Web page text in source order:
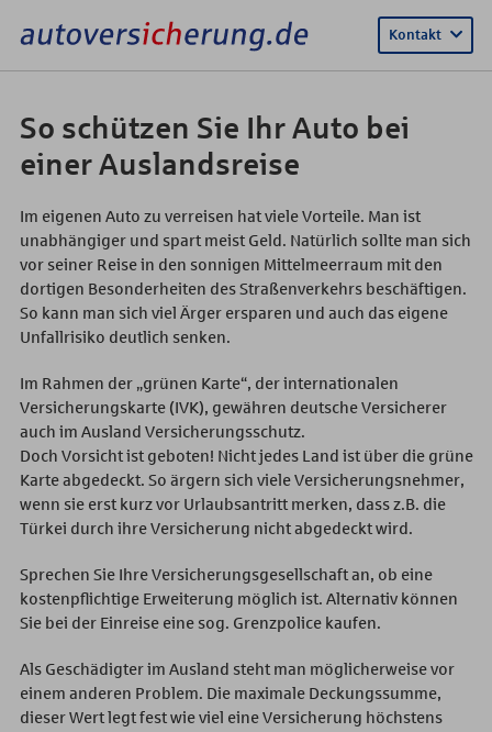
Kontakt
So schützen Sie Ihr Auto bei
einer Auslandsreise
Im eigenen Auto zu verreisen hat viele Vorteile. Man ist
unabhängiger und spart meist Geld. Natürlich sollte man sich
vor seiner Reise in den sonnigen Mittelmeerraum mit den
dortigen Besonderheiten des Straßenverkehrs beschäftigen.
So kann man sich viel Ärger ersparen und auch das eigene
Unfallrisiko deutlich senken.
Im Rahmen der „grünen Karte“, der internationalen
Versicherungskarte (IVK), gewähren deutsche Versicherer
auch im Ausland Versicherungsschutz.
Doch Vorsicht ist geboten! Nicht jedes Land ist über die grüne
Karte abgedeckt. So ärgern sich viele Versicherungsnehmer,
wenn sie erst kurz vor Urlaubsantritt merken, dass z.B. die
Türkei durch ihre Versicherung nicht abgedeckt wird.
Sprechen Sie Ihre Versicherungsgesellschaft an, ob eine
kostenpflichtige Erweiterung möglich ist. Alternativ können
Sie bei der Einreise eine sog. Grenzpolice kaufen.
Als Geschädigter im Ausland steht man möglicherweise vor
einem anderen Problem. Die maximale Deckungssumme,
dieser Wert legt fest wie viel eine Versicherung höchstens